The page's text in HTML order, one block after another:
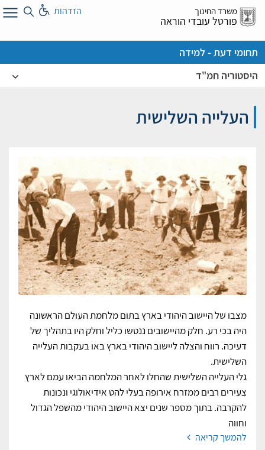
דלג
אל
משרד החינוך
פורטל עובדי הוראה
הזדהות
תחומי דעת - למידה
היסטוריה חמ"ד
העלייה השלישית
מצבו של היישוב היהודי בארץ בתום מלחמת העולם הראשונה
היה בכי רע. חלק מהיישובים ננטשו כליל וחלק היו בתהליך של
דעיכה. רווח והצלה ליישוב היהודי בארץ באו בעקבות העלייה
השלישית.
גלי העלייה השלישית שהחלו לאחר המלחמה הביאו עמם לארץ
צעירים רבים ממזרח אירופה בעלי להט אידיאולוגי ונכונות
להקרבה. בתוך מספר שנים יצא היישוב היהודי מהשפל הגדול
וחווה
להמשך קריאה